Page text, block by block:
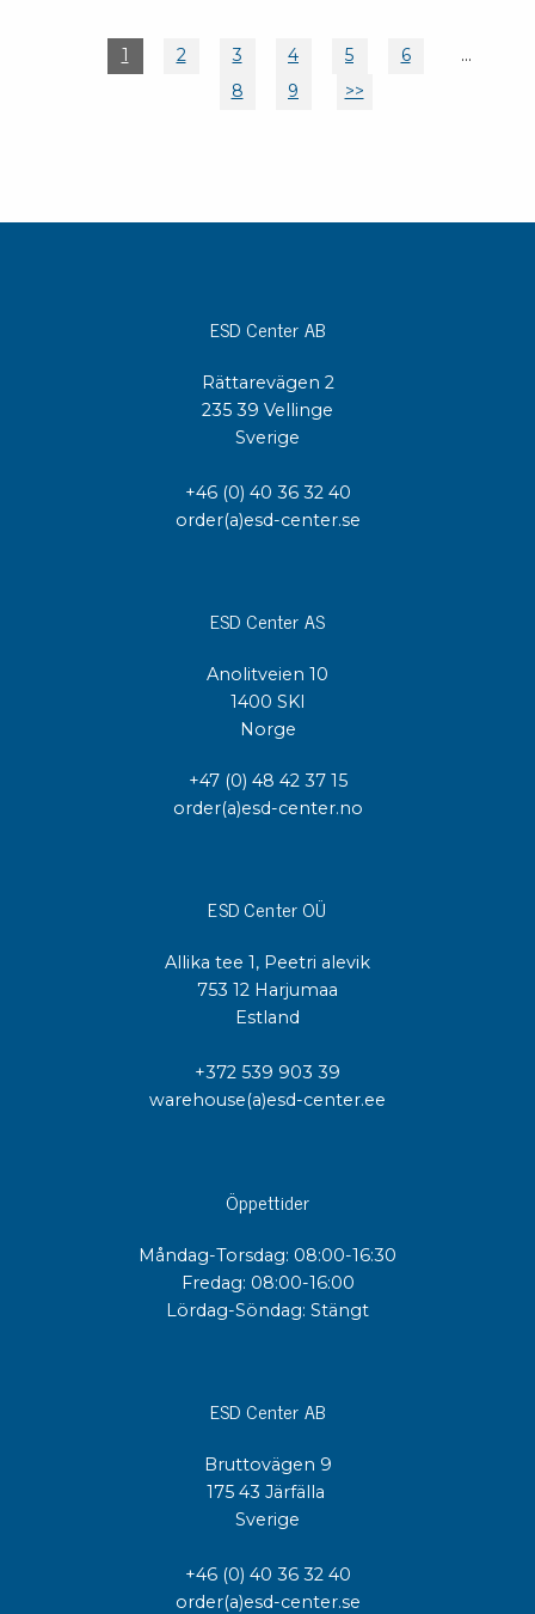
1 2 3 4 5 6
...
8
9 >>
ESD Center AB
Rättarevägen 2
235 39 Vellinge
Sverige
+46 (0) 40 36 32 40
order(a)esd-center.se
ESD Center AS
Anolitveien 10
1400 SKI
Norge
+47 (0) 48 42 37 15
order(a)esd-center.no
ESD Center OÜ
Allika tee 1, Peetri alevik
753 12 Harjumaa
Estland
+372 539 903 39
warehouse(a)esd-center.ee
Öppettider
Måndag-Torsdag: 08:00-16:30
Fredag: 08:00-16:00
Lördag-Söndag: Stängt
ESD Center AB
Bruttovägen 9
175 43 Järfälla
Sverige
+46 (0) 40 36 32 40
order(a)esd-center.se